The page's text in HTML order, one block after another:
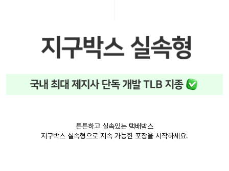
튼튼하고 실속있는 택배박스
지구박스 실속형으로 지속 가능한 포장을 시작하세요.